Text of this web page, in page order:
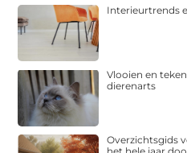
Interieurtrends
Vlooien en
dierenarts
Overzichtsgids